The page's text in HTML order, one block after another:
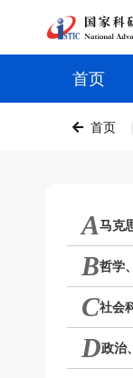
首页
首页
A马克
B哲学
C社会
D政治